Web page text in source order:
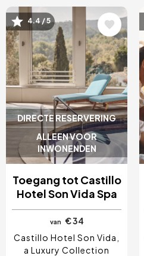
DIRECTE RESERVERING
ALLEEN VOOR
INWONENDEN
Afbeelding
4.4 / 5
Toegang tot Castillo
Hotel Son Vida Spa
van € 34
Castillo Hotel Son Vida,
a Luxury Collection